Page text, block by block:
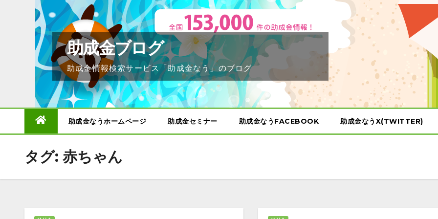
助成金ブログ
助成金情報検索サービス「助成金なう」のブログ
助成金なうホームページ 助成金セミナー 助成金なうFACEBOOK 助成金なうX(TWITTER)
タグ: 赤ちゃん